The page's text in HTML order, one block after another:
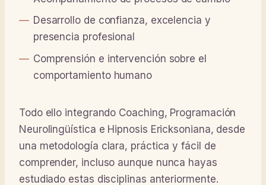
Desarrollo de confianza, excelencia y
presencia profesional
Comprensión e intervención sobre el
comportamiento humano
Todo ello integrando Coaching, Programación
Neurolingüística e Hipnosis Ericksoniana, desde
una metodología clara, práctica y fácil de
comprender, incluso aunque nunca hayas
estudiado estas disciplinas anteriormente.